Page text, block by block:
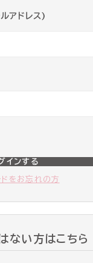
アドレス)
インする
ドをお忘れの方
ない方はこちら